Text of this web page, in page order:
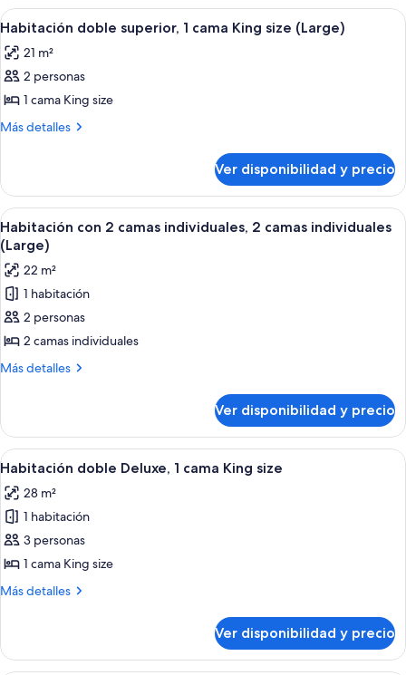
cama
Queen
size,
balcón
clásica,
1
Queen
size,
Ver
todas
las
fotos
de
Habitación
1
cama
King
size
(Large)
Una habitación de hotel moderna
4
Habitación doble superior, 1 cama King size (Large)
21 m²
2 personas
1 cama King size
Más detalles
Más
doble
superior,
1
cama
King
size
(Large)
Ver disponibilidad y precio
Ver
todas
las
fotos
de
Habitación
con
2
2
camas
individuales
(Large)
Un dormitorio moderno con una
6
Habitación con 2 camas individuales, 2 camas individuales
(Large)
22 m²
1 habitación
2 personas
2 camas individuales
Más detalles
Más
con
camas
2
camas
individuales
(Large)
Ver disponibilidad y precio
Ver
todas
las
fotos
de
Habitación
doble
cama
King
Una habitación de hotel moderna
5
Habitación doble Deluxe, 1 cama King size
28 m²
1 habitación
3 personas
1 cama King size
Más detalles
Más
doble
Deluxe,
Ver disponibilidad y precio